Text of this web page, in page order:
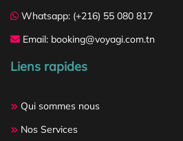
Whatsapp: (+216) 55 080 817
Email: booking@voyagi.com.tn
Liens rapides
Qui sommes nous
Nos Services